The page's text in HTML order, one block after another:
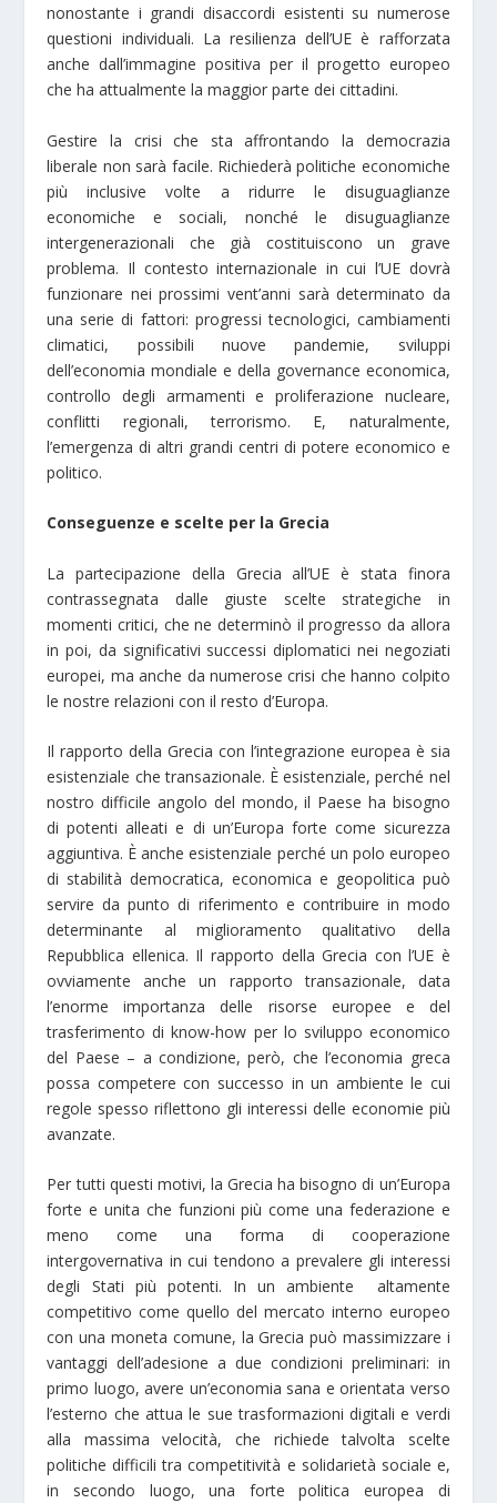
nonostante i grandi disaccordi esistenti su numerose
questioni individuali. La resilienza dell’UE è rafforzata
anche dall’immagine positiva per il progetto europeo
che ha attualmente la maggior parte dei cittadini.
Gestire la crisi che sta affrontando la democrazia
liberale non sarà facile. Richiederà politiche economiche
più inclusive volte a ridurre le disuguaglianze
economiche e sociali, nonché le disuguaglianze
intergenerazionali che già costituiscono un grave
problema. Il contesto internazionale in cui l’UE dovrà
funzionare nei prossimi vent’anni sarà determinato da
una serie di fattori: progressi tecnologici, cambiamenti
climatici, possibili nuove pandemie, sviluppi
dell’economia mondiale e della governance economica,
controllo degli armamenti e proliferazione nucleare,
conflitti regionali, terrorismo. E, naturalmente,
l’emergenza di altri grandi centri di potere economico e
politico.
Conseguenze e scelte per la Grecia
La partecipazione della Grecia all’UE è stata finora
contrassegnata dalle giuste scelte strategiche in
momenti critici, che ne determinò il progresso da allora
in poi, da significativi successi diplomatici nei negoziati
europei, ma anche da numerose crisi che hanno colpito
le nostre relazioni con il resto d’Europa.
Il rapporto della Grecia con l’integrazione europea è sia
esistenziale che transazionale. È esistenziale, perché nel
nostro difficile angolo del mondo, il Paese ha bisogno
di potenti alleati e di un’Europa forte come sicurezza
aggiuntiva. È anche esistenziale perché un polo europeo
di stabilità democratica, economica e geopolitica può
servire da punto di riferimento e contribuire in modo
determinante al miglioramento qualitativo della
Repubblica ellenica. Il rapporto della Grecia con l’UE è
ovviamente anche un rapporto transazionale, data
l’enorme importanza delle risorse europee e del
trasferimento di know-how per lo sviluppo economico
del Paese – a condizione, però, che l’economia greca
possa competere con successo in un ambiente le cui
regole spesso riflettono gli interessi delle economie più
avanzate.
Per tutti questi motivi, la Grecia ha bisogno di un’Europa
forte e unita che funzioni più come una federazione e
meno come una forma di cooperazione
intergovernativa in cui tendono a prevalere gli interessi
degli Stati più potenti. In un ambiente altamente
competitivo come quello del mercato interno europeo
con una moneta comune, la Grecia può massimizzare i
vantaggi dell’adesione a due condizioni preliminari: in
primo luogo, avere un’economia sana e orientata verso
l’esterno che attua le sue trasformazioni digitali e verdi
alla massima velocità, che richiede talvolta scelte
politiche difficili tra competitività e solidarietà sociale e,
in secondo luogo, una forte politica europea di